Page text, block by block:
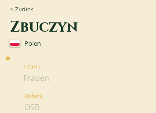
< Zurück
Zbuczyn
Polen
HO/FE
Frauen
Befehl
OSB